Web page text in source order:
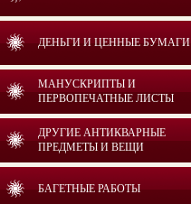
ДЕНЬГИ И ЦЕННЫЕ БУМАГИ
МАНУСКРИПТЫ И
ПЕРВОПЕЧАТНЫЕ ЛИСТЫ
ДРУГИЕ АНТИКВАРНЫЕ
ПРЕДМЕТЫ И ВЕЩИ
БАГЕТНЫЕ РАБОТЫ